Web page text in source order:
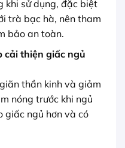
khi sử dụng, đặc biệt
trà bạc hà, nên tham
bảo an toàn.
cải thiện giấc ngủ
thần kinh và giảm
nóng trước khi ngủ
giấc ngủ hơn và có